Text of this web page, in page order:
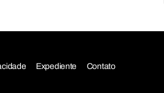
Expediente Contato